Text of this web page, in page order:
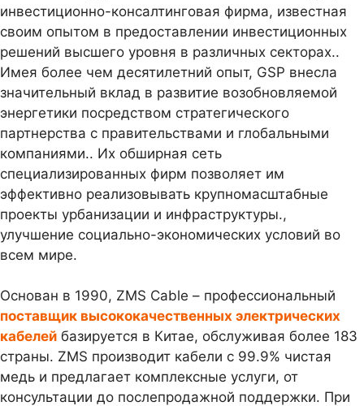
инвестиционно-консалтинговая фирма, известная
своим опытом в предоставлении инвестиционных
решений высшего уровня в различных секторах..
Имея более чем десятилетний опыт, GSP внесла
значительный вклад в развитие возобновляемой
энергетики посредством стратегического
партнерства с правительствами и глобальными
компаниями.. Их обширная сеть
специализированных фирм позволяет им
эффективно реализовывать крупномасштабные
проекты урбанизации и инфраструктуры.,
улучшение социально-экономических условий во
всем мире.
Основан в 1990, ZMS Cable – профессиональный
поставщик высококачественных электрических
кабелей базируется в Китае, обслуживая более 183
страны. ZMS производит кабели с 99.9% чистая
медь и предлагает комплексные услуги, от
консультации до послепродажной поддержки. При